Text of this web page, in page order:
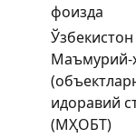
фоизда
Маъмурий-
идоравий
(МҲОБТ)